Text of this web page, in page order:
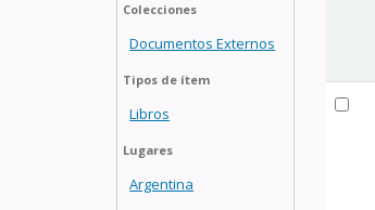
Colecciones
Documentos Externos
Tipos de ítem
Libros
Lugares
Argentina